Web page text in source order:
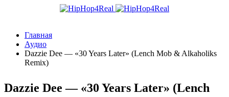
Главная
Аудио
Dazzie Dee — «30 Years Later» (Lench Mob & Alkaholiks
Remix)
Dazzie Dee — «30 Years Later» (Lench